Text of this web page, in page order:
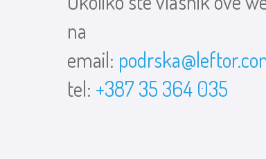
na
email:
tel: +387 35 364 035